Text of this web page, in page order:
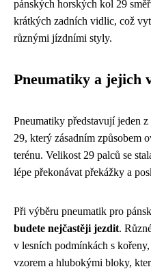
pánských horských kol 29
krátkých zadních vidlic, což
různými jízdními styly.
Pneumatiky a jejich
Pneumatiky představují jeden
29, který zásadním způsobem
terénu. Velikost 29 palců se
lépe překonávat překážky a
Při výběru pneumatik pro
budete nejčastěji jezdit.
v lesních podmínkách s
vzorem a hlubokými bloky,